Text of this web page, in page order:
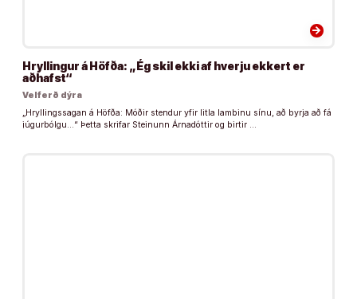
arrow_forward
Hryllingur á Höfða: „Ég skil ekki af hverju ekkert er
aðhafst“
Velferð dýra
„Hryllingssagan á Höfða: Móðir stendur yfir litla lambinu sínu, að byrja að fá
júgurbólgu…“ Þetta skrifar Steinunn Árnadóttir og birtir …